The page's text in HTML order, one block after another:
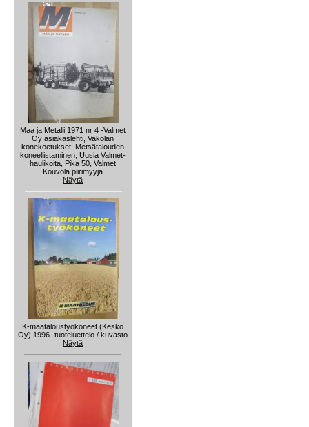
Maa ja Metalli 1971 nr 4 -Valmet
Oy asiakaslehti, Vakolan
konekoetukset, Metsätalouden
koneellistaminen, Uusia Valmet-
haulikoita, Pika 50, Valmet
Kouvola piirimyyjä
Näytä
K-maataloustyökoneet (Kesko
Oy) 1996 -tuoteluettelo / kuvasto
Näytä